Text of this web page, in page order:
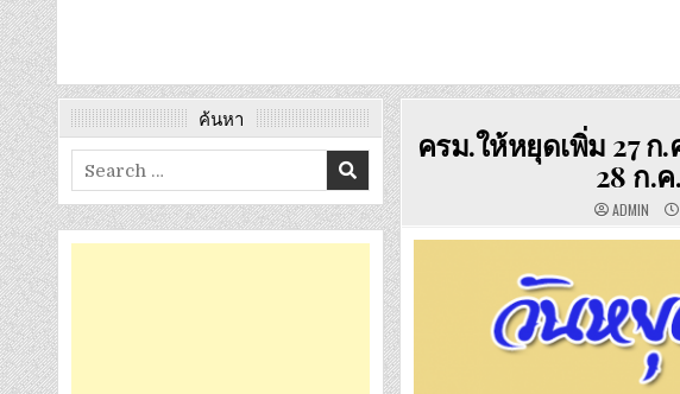
ครม.ให้หยุดเพิ่ม 27 ก
28 ก.
ADMIN
ค้นหา
Search
for: